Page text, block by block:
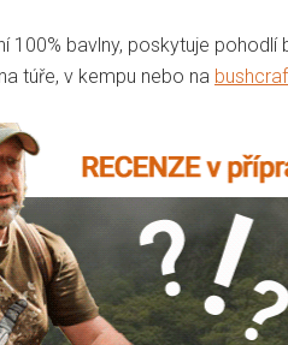
100% bavlny, poskytuje pohodlí
túře, v kempu nebo na